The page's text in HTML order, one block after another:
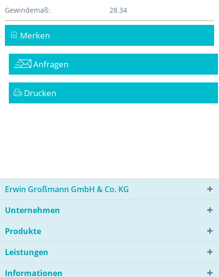
Gewindemaß: 28.34
Merken
Anfragen
Drucken
Erwin Großmann GmbH & Co. KG
Unternehmen
Produkte
Leistungen
Informationen